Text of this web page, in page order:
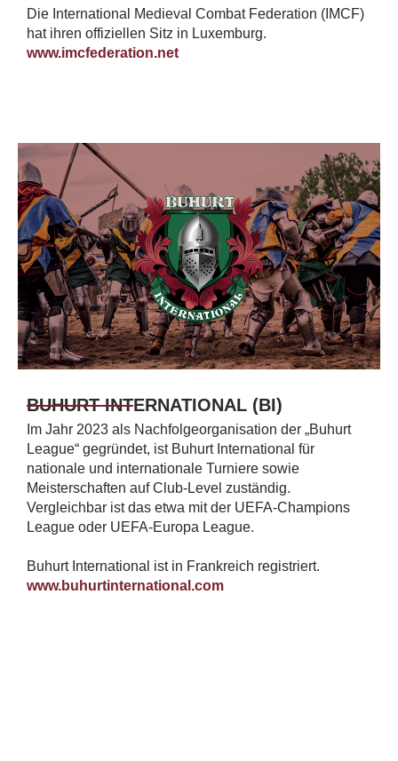
Die International Medieval Combat Federation (IMCF)
hat ihren offiziellen Sitz in Luxemburg.
www.imcfederation.net
BUHURT INTERNATIONAL (BI)
Im Jahr 2023 als Nachfolgeorganisation der „Buhurt
League“ gegründet, ist Buhurt International für
nationale und internationale Turniere sowie
Meisterschaften auf Club-Level zuständig.
Vergleichbar ist das etwa mit der UEFA-Champions
League oder UEFA-Europa League.
Buhurt International ist in Frankreich registriert.
www.buhurtinternational.com